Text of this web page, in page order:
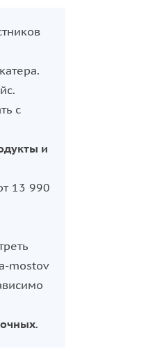
всадник,
с
и
13 990
mostov
.